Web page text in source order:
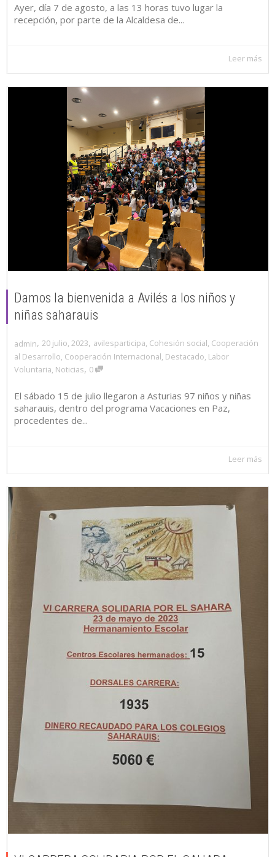
Ayer, día 7 de agosto, a las 13 horas tuvo lugar la
recepción, por parte de la Alcaldesa de...
Leer más
Damos la bienvenida a Avilés a los niños y
niñas saharauis
admin, 20 julio, 2023, avilesparticipa, Cohesión social, Cooperación
al Desarrollo, Cooperación Internacional, Destacado, Labor
Voluntaria, Noticias, 0
El sábado 15 de julio llegaron a Asturias 97 niños y niñas
saharauis, dentro del programa Vacaciones en Paz,
procedentes de...
Leer más